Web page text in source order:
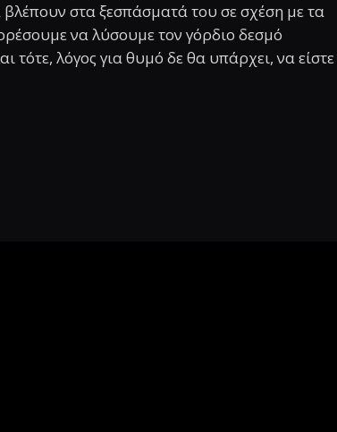
βλέπουν στα ξεσπάσματά του σε σχέση με τα
να λύσουμε τον γόρδιο δεσμό
τότε, λόγος για θυμό δε θα υπάρχει, να είστε